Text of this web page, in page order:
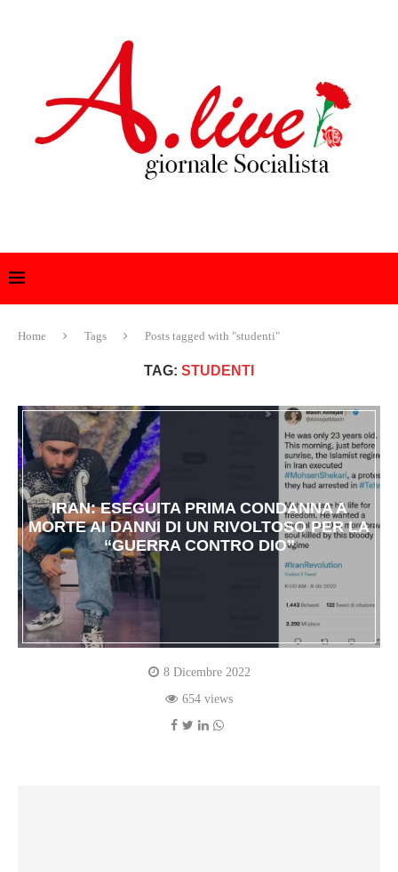
Home Tags Posts tagged with "studenti"
TAG: STUDENTI
IRAN: ESEGUITA PRIMA CONDANNA A
MORTE AI DANNI DI UN RIVOLTOSO PER LA
“GUERRA CONTRO DIO”
8 Dicembre 2022
654 views